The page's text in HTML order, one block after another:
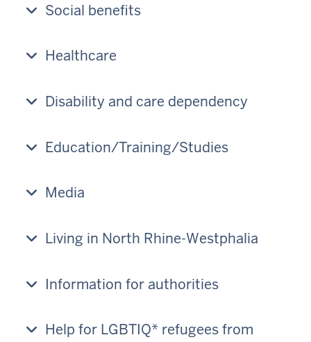
Social benefits
Healthcare
Disability and care dependency
Education/Training/Studies
Media
Living in North Rhine-Westphalia
Information for authorities
Help for LGBTIQ* refugees from